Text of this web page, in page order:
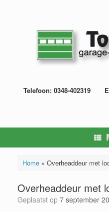
Telefoon: 0348-402319
Home» Overheaddeur met
Overheaddeur met
Geplaatst op 7 september